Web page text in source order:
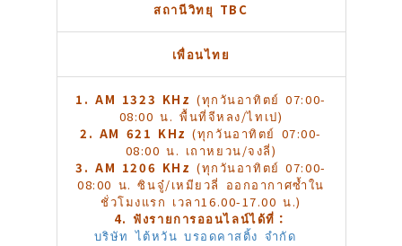
สถานีวิทยุ TBC
เพื่อนไทย
1.AM 1323 KHz (ทุกวันอาทิตย์ 07:00-
08:00 น. พื้นที่จีหลง/ไทเป)
2. AM 621 KHz(ทุกวันอาทิตย์ 07:00-
08:00 น. เถาหยวน/จงลี่)
3.AM 1206 KHz(ทุกวันอาทิตย์ 07:00-
08:00 น. ซินจู๋/เหมียวลี่ ออกอากาศซ้ำใน
ชั่วโมงแรก เวลา16.00-17.00 น.)
4. ฟังรายการออนไลน์ได้ที่ ：
บริษัท ไต้หวัน บรอดคาสติ้ง จำกัด